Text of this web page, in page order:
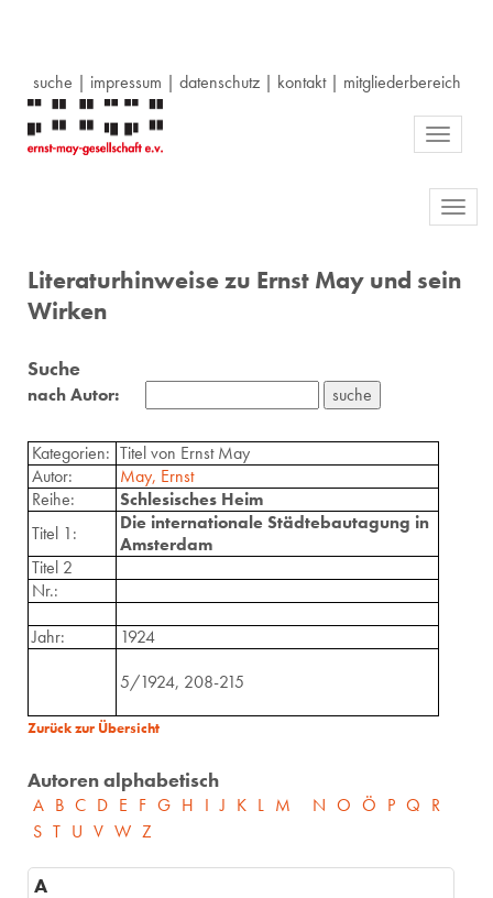
suche | impressum | datenschutz| kontakt| mitgliederbereich
Toggle
Literaturhinweise zu Ernst May und sein
Wirken
Suche
nach Autor:
Kategorien: Titel von Ernst May
Autor:
May, Ernst
Reihe:
Schlesisches Heim
Titel 1:
Die internationale Städtebautagung in
Amsterdam
Titel 2
Nr.:
Jahr:
1924
5/1924, 208-215
Zurück zur Übersicht
Autoren alphabetisch
A B C D E F G H I J K L M N O Ö P Q R
S T U V W Z
A